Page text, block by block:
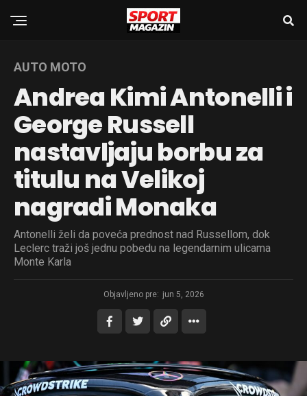
AUTO MOTO
Andrea Kimi Antonelli i
George Russell
nastavljaju borbu za
titulu na Velikoj
nagradi Monaka
Antonelli želi da poveća prednost nad Russellom, dok
Leclerc traži još jednu pobedu na legendarnim ulicama
Monte Karla
Objavljeno pre: jun 5, 2026